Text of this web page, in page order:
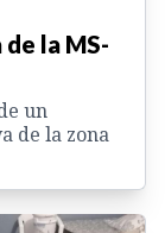
la MS-
un
de la zona